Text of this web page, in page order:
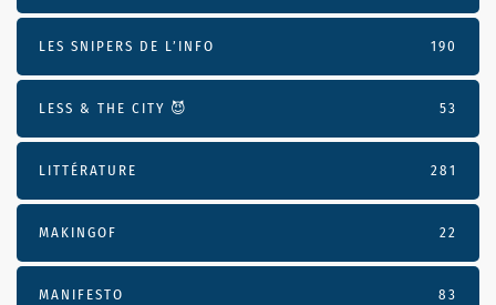
LES SNIPERS DE L’INFO 190
LESS & THE CITY 😈 53
LITTÉRATURE 281
MAKINGOF 22
MANIFESTO 83